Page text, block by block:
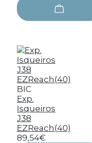
BIC
Exp.
Isqueiros
J38
EZReach(40)
89,54€